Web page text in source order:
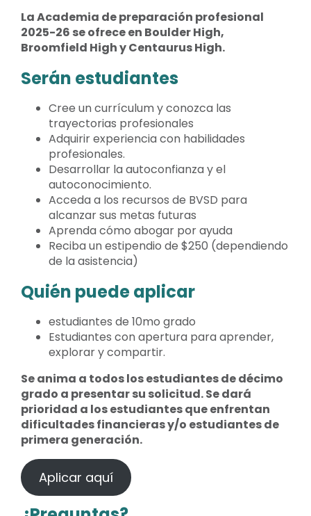
La Academia de preparación profesional
2025-26 se ofrece en Boulder High,
Broomfield High y Centaurus High.
Serán estudiantes
Cree un currículum y conozca las
trayectorias profesionales
Adquirir experiencia con habilidades
profesionales.
Desarrollar la autoconfianza y el
autoconocimiento.
Acceda a los recursos de BVSD para
alcanzar sus metas futuras
Aprenda cómo abogar por ayuda
Reciba un estipendio de $250 (dependiendo
de la asistencia)
Quién puede aplicar
estudiantes de 10mo grado
Estudiantes con apertura para aprender,
explorar y compartir.
Se anima a todos los estudiantes de décimo
grado a presentar su solicitud. Se dará
prioridad a los estudiantes que enfrentan
dificultades financieras y/o estudiantes de
primera generación.
Aplicar aquí